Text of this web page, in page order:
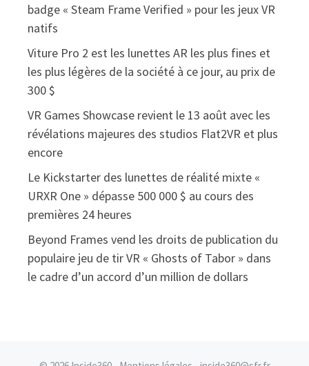
badge « Steam Frame Verified » pour les jeux VR
natifs
Viture Pro 2 est les lunettes AR les plus fines et
les plus légères de la société à ce jour, au prix de
300 $
VR Games Showcase revient le 13 août avec les
révélations majeures des studios Flat2VR et plus
encore
Le Kickstarter des lunettes de réalité mixte «
URXR One » dépasse 500 000 $ au cours des
premières 24 heures
Beyond Frames vend les droits de publication du
populaire jeu de tir VR « Ghosts of Tabor » dans
le cadre d’un accord d’un million de dollars